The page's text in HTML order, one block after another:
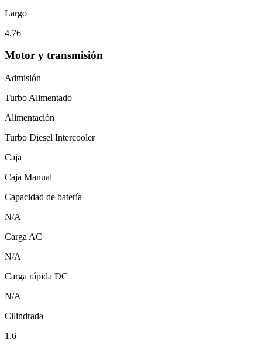
Largo
4.76
Motor y transmisión
Admisión
Turbo Alimentado
Alimentación
Turbo Diesel Intercooler
Caja
Caja Manual
Capacidad de batería
N/A
Carga AC
N/A
Carga rápida DC
N/A
Cilindrada
1.6